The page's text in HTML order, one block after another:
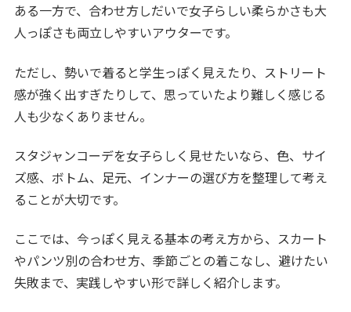
ある一方で、合わせ方しだいで女子らしい柔らかさも大
人っぽさも両立しやすいアウターです。
ただし、勢いで着ると学生っぽく見えたり、ストリート
感が強く出すぎたりして、思っていたより難しく感じる
人も少なくありません。
スタジャンコーデを女子らしく見せたいなら、色、サイ
ズ感、ボトム、足元、インナーの選び方を整理して考え
ることが大切です。
ここでは、今っぽく見える基本の考え方から、スカート
やパンツ別の合わせ方、季節ごとの着こなし、避けたい
失敗まで、実践しやすい形で詳しく紹介します。